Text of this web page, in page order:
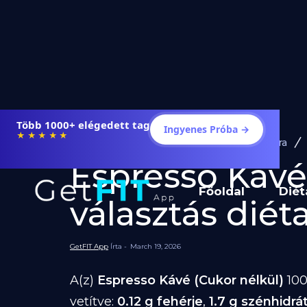
Több 1000+ elégedett tag
★★★★★ Ingyenes Próba →
Főoldal
Diéta és Étrend Ételek Fogyásra
Espresso
választás
GetFIT App Írta - March 19, 2026
A(z) Espresso Kávé (Cukor nélkül)
vetítve: 0.12 g fehérje, 1.7 g